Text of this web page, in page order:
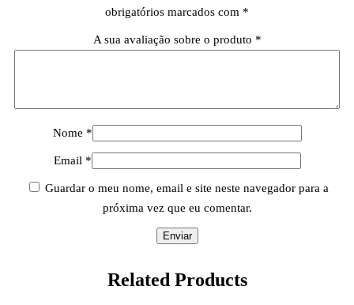
obrigatórios marcados com *
A sua avaliação sobre o produto *
Nome *
Email *
Guardar o meu nome, email e site neste navegador para a
próxima vez que eu comentar.
Related Products